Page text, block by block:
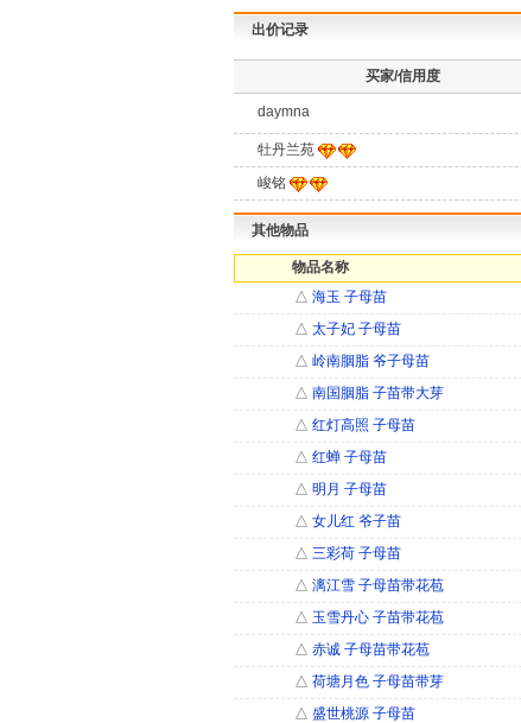
出价记录
买家/信用度
daymna
牡丹兰苑
峻铭
其他物品
物品名称
△ 海玉 子母苗
△ 太子妃 子母苗
△ 岭南胭脂 爷子母苗
△ 南国胭脂 子苗带大芽
△ 红灯高照 子母苗
△ 红蝉 子母苗
△ 明月 子母苗
△ 女儿红 爷子苗
△ 三彩荷 子母苗
△ 漓江雪 子母苗带花苞
△ 玉雪丹心 子苗带花苞
△ 赤诚 子母苗带花苞
△ 荷塘月色 子母苗带芽
△ 盛世桃源 子母苗